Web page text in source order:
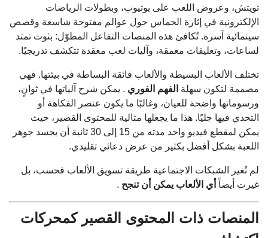
تويتش، وعروض اللعب على يوتيوب، وبطولات الرياضات
الإلكترونية في إثارة الحماس حول عوالم مفتوحة شاسعة وقصص
سينمائية آسرة. تُكافئ هذه المنصات التفاعل المطوّل: بثوث تمتد
لساعات، وتعليقات معمقة، وآليات لعب معقدة تتكشف تدريجيًا.
تختلف الألعاب البسيطة والألعاب فائقة البساطة في بيئتها. فهي
مصممة لتكون سهلة الفهم الفوري . يمكن شرح آلياتها في ثوانٍ،
ورسوماتها واضحة للعيان، وغالبًا ما يكون عنصر الفكاهة أو
التحدي فيها جليًا. هذا ما يجعلها مثالية للمحتوى القصير، حيث
يمكن لمقطع فيديو واحد مدته من 15 إلى 30 ثانية أن يجسد جوهر
اللعبة بشكل أفضل بكثير من عرض دعائي تقليدي.
لم تُغير الشبكات الاجتماعية طريقة تسويق الألعاب فحسب، بل
غيرت أيضاً أي الألعاب يمكن أن تنجح .
المنصات ذات المحتوى القصير كمحركات